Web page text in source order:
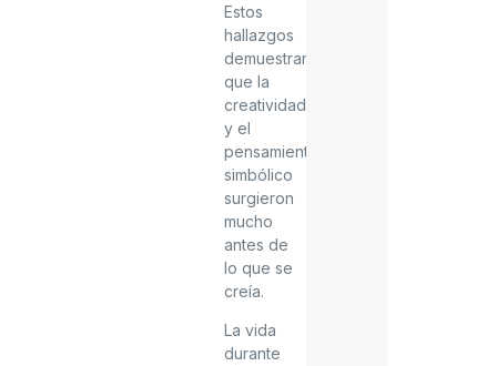
Estos
hallazgos
demuestran
que la
creatividad
y el
pensamiento
simbólico
surgieron
mucho
antes de
lo que se
creía.
La vida
durante